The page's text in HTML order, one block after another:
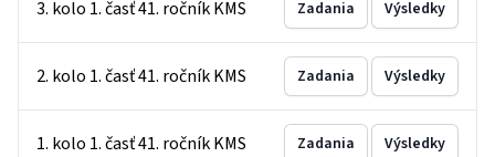
3. kolo 1. časť 41. ročník KMS Zadania Výsledky
2. kolo 1. časť 41. ročník KMS Zadania Výsledky
1. kolo 1. časť 41. ročník KMS Zadania Výsledky